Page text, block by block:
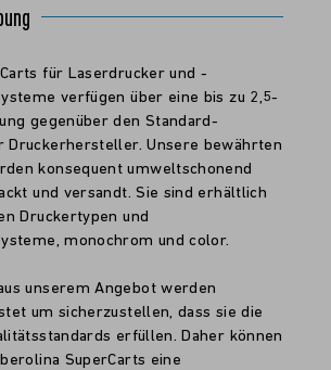
für Laserdrucker und -
verfügen über eine bis zu 2,5-
gegenüber den Standard-
Druckerhersteller. Unsere bewährten
konsequent umweltschonend
und versandt. Sie sind erhältlich
Druckertypen und
monochrom und color.
unserem Angebot werden
um sicherzustellen, dass sie die
erfüllen. Daher können
SuperCarts eine